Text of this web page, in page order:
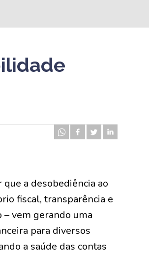
a desobediência ao
fiscal, transparência e
vem gerando uma
para diversos
a saúde das contas